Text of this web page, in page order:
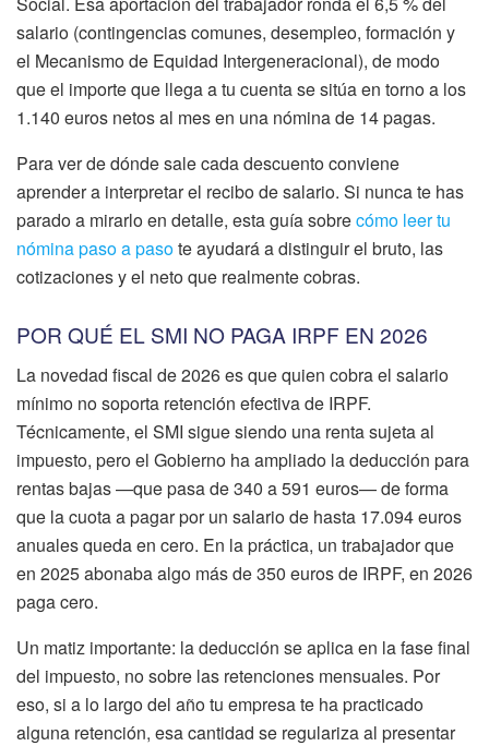
salario (contingencias comunes, desempleo, formación y
el Mecanismo de Equidad Intergeneracional), de modo
que el importe que llega a tu cuenta se sitúa en torno a los
1.140 euros netos al mes en una nómina de 14 pagas.
Para ver de dónde sale cada descuento conviene
aprender a interpretar el recibo de salario. Si nunca te has
parado a mirarlo en detalle, esta guía sobrecómo leer tu
nómina paso a pasote ayudará a distinguir el bruto, las
cotizaciones y el neto que realmente cobras.
POR QUÉ EL SMI NO PAGA IRPF EN 2026
La novedad fiscal de 2026 es que quien cobra el salario
mínimo no soporta retención efectiva de IRPF.
Técnicamente, el SMI sigue siendo una renta sujeta al
impuesto, pero el Gobierno ha ampliado la deducción para
rentas bajas —que pasa de 340 a 591 euros— de forma
que la cuota a pagar por un salario de hasta 17.094 euros
anuales queda en cero. En la práctica, un trabajador que
en 2025 abonaba algo más de 350 euros de IRPF, en 2026
paga cero.
Un matiz importante: la deducción se aplica en la fase final
del impuesto, no sobre las retenciones mensuales. Por
eso, si a lo largo del año tu empresa te ha practicado
alguna retención, esa cantidad se regulariza al presentar